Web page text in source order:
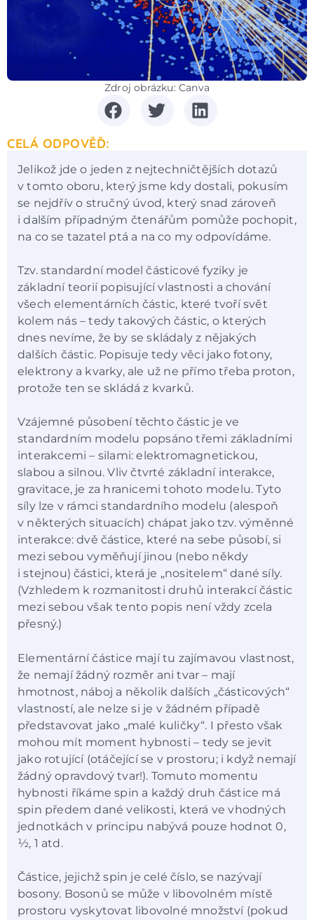
Zdroj obrázku: Canva
CELÁ ODPOVĚĎ:
Jelikož jde o jeden z nejtechničtějších dotazů
v tomto oboru, který jsme kdy dostali, pokusím
se nejdřív o stručný úvod, který snad zároveň
i dalším případným čtenářům pomůže pochopit,
na co se tazatel ptá a na co my odpovídáme.
Tzv. standardní model částicové fyziky je
základní teorií popisující vlastnosti a chování
všech elementárních částic, které tvoří svět
kolem nás – tedy takových částic, o kterých
dnes nevíme, že by se skládaly z nějakých
dalších částic. Popisuje tedy věci jako fotony,
elektrony a kvarky, ale už ne přímo třeba proton,
protože ten se skládá z kvarků.
Vzájemné působení těchto částic je ve
standardním modelu popsáno třemi základními
interakcemi – silami: elektromagnetickou,
slabou a silnou. Vliv čtvrté základní interakce,
gravitace, je za hranicemi tohoto modelu. Tyto
síly lze v rámci standardního modelu (alespoň
v některých situacích) chápat jako tzv. výměnné
interakce: dvě částice, které na sebe působí, si
mezi sebou vyměňují jinou (nebo někdy
i stejnou) částici, která je „nositelem“ dané síly.
(Vzhledem k rozmanitosti druhů interakcí částic
mezi sebou však tento popis není vždy zcela
přesný.)
Elementární částice mají tu zajímavou vlastnost,
že nemají žádný rozměr ani tvar – mají
hmotnost, náboj a několik dalších „částicových“
vlastností, ale nelze si je v žádném případě
představovat jako „malé kuličky“. I přesto však
mohou mít moment hybnosti – tedy se jevit
jako rotující (otáčející se v prostoru; i když nemají
žádný opravdový tvar!). Tomuto momentu
hybnosti říkáme spin a každý druh částice má
spin předem dané velikosti, která ve vhodných
jednotkách v principu nabývá pouze hodnot 0,
½, 1 atd.
Částice, jejichž spin je celé číslo, se nazývají
bosony. Bosonů se může v libovolném místě
prostoru vyskytovat libovolné množství (pokud